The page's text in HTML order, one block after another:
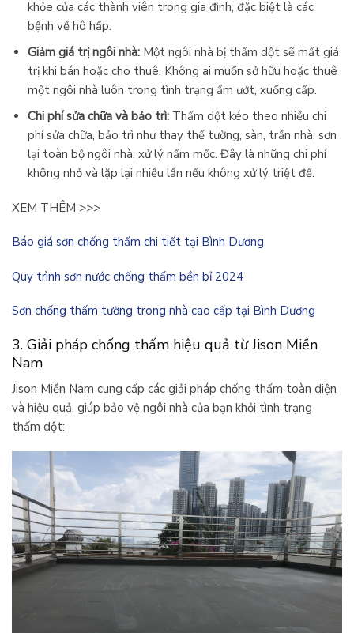
khỏe của các thành viên trong gia đình, đặc biệt là các
bệnh về hô hấp.
Giảm giá trị ngôi nhà:Một ngôi nhà bị thấm dột sẽ mất giá
trị khi bán hoặc cho thuê. Không ai muốn sở hữu hoặc thuê
một ngôi nhà luôn trong tình trạng ẩm ướt, xuống cấp.
Chi phí sửa chữa và bảo trì:Thấm dột kéo theo nhiều chi
phí sửa chữa, bảo trì như thay thế tường, sàn, trần nhà, sơn
lại toàn bộ ngôi nhà, xử lý nấm mốc. Đây là những chi phí
không nhỏ và lặp lại nhiều lần nếu không xử lý triệt để.
XEM THÊM >>>
Báo giá sơn chống thấm chi tiết tại Bình Dương
Quy trình sơn nước chống thấm bền bỉ 2024
Sơn chống thấm tường trong nhà cao cấp tại Bình Dương
3. Giải pháp chống thấm hiệu quả từ Jison Miền
Nam
Jison Miền Nam cung cấp các giải pháp chống thấm toàn diện
và hiệu quả, giúp bảo vệ ngôi nhà của bạn khỏi tình trạng
thấm dột: